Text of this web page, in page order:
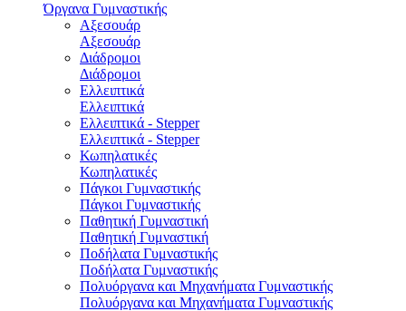
Όργανα Γυμναστικής
Αξεσουάρ
Αξεσουάρ
Διάδρομοι
Διάδρομοι
Ελλειπτικά
Ελλειπτικά
Ελλειπτικά - Stepper
Ελλειπτικά - Stepper
Κωπηλατικές
Κωπηλατικές
Πάγκοι Γυμναστικής
Πάγκοι Γυμναστικής
Παθητική Γυμναστική
Παθητική Γυμναστική
Ποδήλατα Γυμναστικής
Ποδήλατα Γυμναστικής
Πολυόργανα και Μηχανήματα Γυμναστικής
Πολυόργανα και Μηχανήματα Γυμναστικής